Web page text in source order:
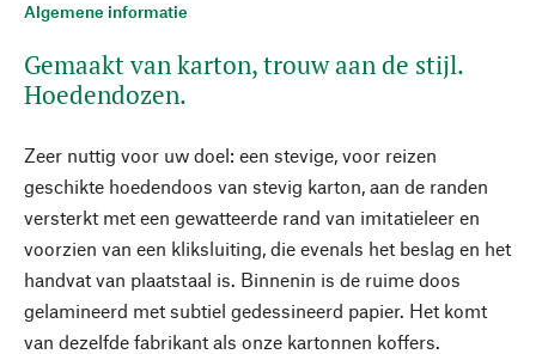
Algemene informatie
Gemaakt van karton, trouw aan de stijl.
Hoedendozen.
Zeer nuttig voor uw doel: een stevige, voor reizen
geschikte hoedendoos van stevig karton, aan de randen
versterkt met een gewatteerde rand van imitatieleer en
voorzien van een kliksluiting, die evenals het beslag en het
handvat van plaatstaal is. Binnenin is de ruime doos
gelamineerd met subtiel gedessineerd papier. Het komt
van dezelfde fabrikant als onze kartonnen koffers.